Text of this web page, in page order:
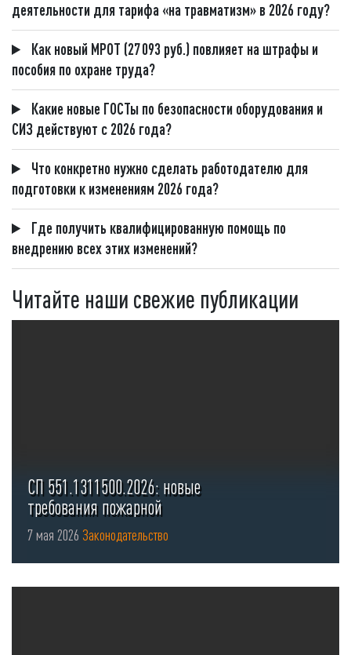
деятельности для тарифа «на травматизм» в 2026 году?
Как новый МРОТ (27 093 руб.) повлияет на штрафы и
пособия по охране труда?
Какие новые ГОСТы по безопасности оборудования и
СИЗ действуют с 2026 года?
Что конкретно нужно сделать работодателю для
подготовки к изменениям 2026 года?
Где получить квалифицированную помощь по
внедрению всех этих изменений?
Читайте наши свежие публикации
СП 551.1311500.2026: новые
требования пожарной
безопасности для стоянок ...
7 мая 2026 Законодательство